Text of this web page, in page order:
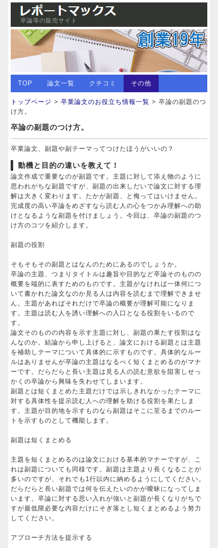
卒論等の販売サイト
TOP 論文一覧 クチコミ その他
トップページ >卒業論文のお役立ち情報一覧 > 卒論の副題のつ
け方。
卒論の副題のつけ方。
卒業論文、副題や副テーマってつけたほうがいいの？
動機と目的の違いを教えて！
論文作成で重要なのが副題です。主題に対して添え物のように
思われがちな副題ですが、副題の出来しだいで論文に対する理
解は大きく変わります。たかが副題、と侮ってはいけません。
完成度の高い卒論をめざすなら読む人の心をつかみ理解への助
けとなるような副題を付けましょう。今回は、卒論の副題のつ
け方のコツを紹介します。
副題の役割
そもそもその副題とはなんのためにあるのでしょうか。
卒論の主題、つまりタイトルは趣旨や目的など卒論そのものの
概要を端的に表すためのものです。主題がなければ一体何につ
いて書かれた論文なのか見る人は内容を読むまで理解できませ
ん。主題があればそれだけで卒論の概要が理解可能になりま
す。主題は読む人を誘い理解への入口となる役割をいるので
す。
論文そのものの内容を示す主題に対し、副題の果たす役割はな
んなのか。結論から申し上げると、論文における副題とは主題
を補助しテーマについて具体的に示すものです。具体的なルー
ルはありませんが卒論の主題はなるべく短くまとめるのがマナ
ーです。だらだらと長い主題は見る人の読む意欲を阻害しせっ
かくの卒論から興味を失わせてしまいます。
副題とは短くまとめた主題だけでは示しきれなかったテーマに
対する具体性を提示読む人への理解を助ける役割を果たしま
す。主題が目的地を示すものなら副題はそこに至るまでのルー
トを示すものとして機能します。
副題は短くまとめる
主題を短くまとめるのは論文における基本的マナーですが、こ
れは副題についても同様です。副題は主題より長くなることが
多いのですが、それでも1行以内に納めるようにしてください。
だらだらと長い副題では何を伝えたいのかが曖昧になってしま
います。卒論に対する思い入れが強いと副題が長くなりがちで
すが最低限必要な内容だけにそぎ落とし短くまとめるよう努力
してください。
アプローチ方法を提示する